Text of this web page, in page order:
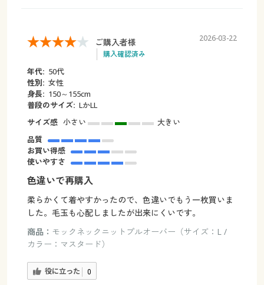
ご購入者様
購入確認済み
2026-03-22
年代: 50代
性別: 女性
身長: 150～155cm
普段のサイズ: LかLL
サイズ感 小さい
大きい
品質
お買い得感
使いやすさ
色違いで再購入
柔らかくて着やすかったので、色違いでもう一枚買いま
した。毛玉も心配しましたが出来にくいです。
商品： モックネックニットプルオーバー（サイズ：L /
カラー：マスタード）
役に立った 0